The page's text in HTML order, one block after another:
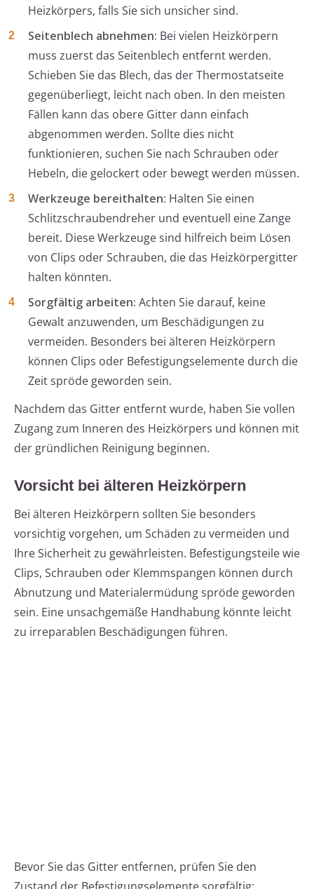
Heizkörpers, falls Sie sich unsicher sind.
Seitenblech abnehmen: Bei vielen Heizkörpern
muss zuerst das Seitenblech entfernt werden.
Schieben Sie das Blech, das der Thermostatseite
gegenüberliegt, leicht nach oben. In den meisten
Fällen kann das obere Gitter dann einfach
abgenommen werden. Sollte dies nicht
funktionieren, suchen Sie nach Schrauben oder
Hebeln, die gelockert oder bewegt werden müssen.
Werkzeuge bereithalten: Halten Sie einen
Schlitzschraubendreher und eventuell eine Zange
bereit. Diese Werkzeuge sind hilfreich beim Lösen
von Clips oder Schrauben, die das Heizkörpergitter
halten könnten.
Sorgfältig arbeiten: Achten Sie darauf, keine
Gewalt anzuwenden, um Beschädigungen zu
vermeiden. Besonders bei älteren Heizkörpern
können Clips oder Befestigungselemente durch die
Zeit spröde geworden sein.
Nachdem das Gitter entfernt wurde, haben Sie vollen
Zugang zum Inneren des Heizkörpers und können mit
der gründlichen Reinigung beginnen.
Vorsicht bei älteren Heizkörpern
Bei älteren Heizkörpern sollten Sie besonders
vorsichtig vorgehen, um Schäden zu vermeiden und
Ihre Sicherheit zu gewährleisten. Befestigungsteile wie
Clips, Schrauben oder Klemmspangen können durch
Abnutzung und Materialermüdung spröde geworden
sein. Eine unsachgemäße Handhabung könnte leicht
zu irreparablen Beschädigungen führen.
Bevor Sie das Gitter entfernen, prüfen Sie den